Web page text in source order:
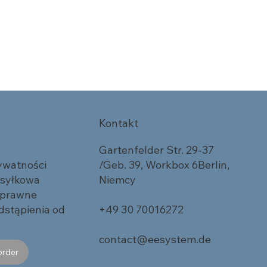
od
Kontakt
Gartenfelder Str. 29-37
/Geb. 39, Workbox 6Berlin,
Niemcy
+49 30 70016272
contact@eesystem.de